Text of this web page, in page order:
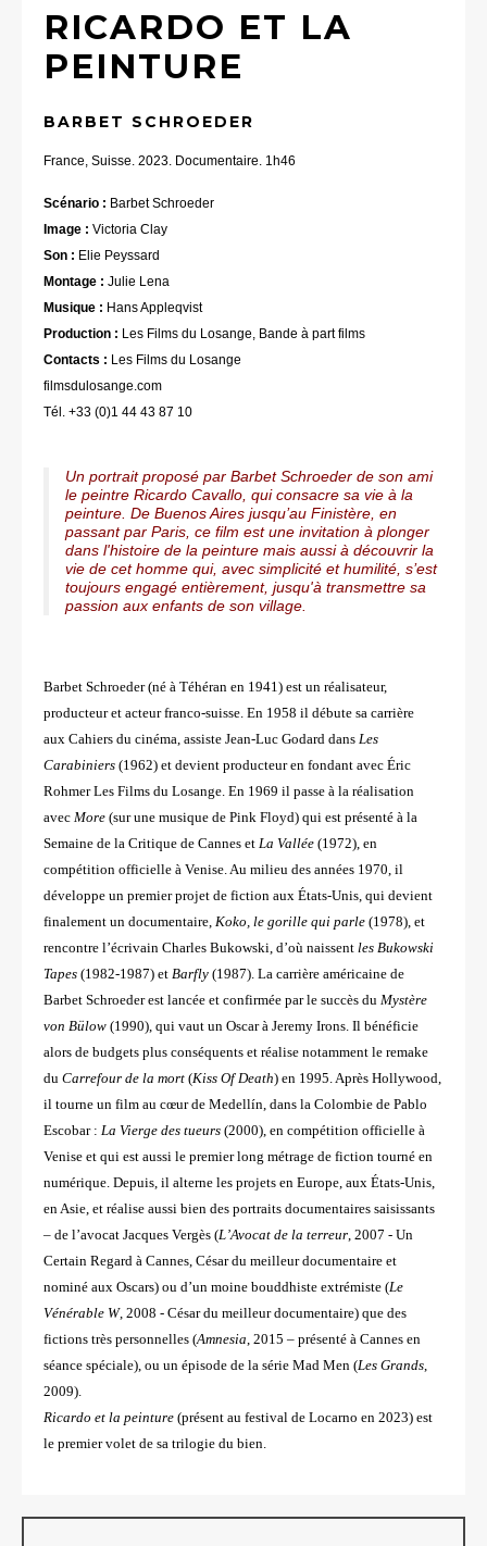
RICARDO ET LA
PEINTURE
BARBET SCHROEDER
France, Suisse. 2023. Documentaire. 1h46
Scénario : Barbet Schroeder
Image : Victoria Clay
Son : Elie Peyssard
Montage : Julie Lena
Musique : Hans Appleqvist
Production : Les Films du Losange, Bande à part films
Contacts : Les Films du Losange
filmsdulosange.com
Tél. +33 (0)1 44 43 87 10
Un portrait proposé par Barbet Schroeder de son ami
le peintre Ricardo Cavallo, qui consacre sa vie à la
peinture. De Buenos Aires jusqu’au Finistère, en
passant par Paris, ce film est une invitation à plonger
dans l'histoire de la peinture mais aussi à découvrir la
vie de cet homme qui, avec simplicité et humilité, s’est
toujours engagé entièrement, jusqu'à transmettre sa
passion aux enfants de son village.
Barbet Schroeder (né à Téhéran en 1941) est un réalisateur,
producteur et acteur franco-suisse. En 1958 il débute sa carrière
aux Cahiers du cinéma, assiste Jean-Luc Godard dans Les
Carabiniers (1962) et devient producteur en fondant avec Éric
Rohmer Les Films du Losange. En 1969 il passe à la réalisation
avec More (sur une musique de Pink Floyd) qui est présenté à la
Semaine de la Critique de Cannes et La Vallée (1972), en
compétition officielle à Venise. Au milieu des années 1970, il
développe un premierprojet de fiction aux États-Unis, qui devient
finalement un documentaire, Koko, le gorille qui parle (1978), et
rencontre l’écrivain Charles Bukowski, d’où naissent les Bukowski
Tapes (1982-1987) et Barfly (1987). La carrière américaine de
Barbet Schroederest lancée et confirmée par le succès du Mystère
von Bülow (1990), qui vaut un Oscar à Jeremy Irons. Il bénéficie
alors de budgets plus conséquents et réalise notamment le remake
du Carrefour de la mort (Kiss Of Death) en 1995. Après Hollywood,
il tourne un film au cœur de Medellín, dans la Colombie de Pablo
Escobar : La Vierge des tueurs (2000), en compétition officielle à
Venise et qui est aussi le premier long métrage de fiction tourné en
numérique. Depuis, il alterne les projets en Europe, aux États-Unis,
en Asie, et réalise aussi bien des portraits documentaires saisissants
– de l’avocat Jacques Vergès (L’Avocat de la terreur , 2007 - Un
Certain Regard à Cannes, César du meilleur documentaire et
nominé aux Oscars) ou d’un moine bouddhiste extrémiste (Le
Vénérable W, 2008 - César du meilleur documentaire) que des
fictions très personnelles (Amnesia 2015 – présenté à Cannes en
séance spéciale), ou un épisode de la série Mad Men (Les Grands
2009).
Ricardo et la peinture (présent au festival de Locarno en 2023) est
le premier volet de sa trilogie du bien.